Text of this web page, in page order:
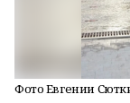
Фото Евгении